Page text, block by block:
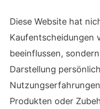
Diese Website hat
Kaufentscheidungen
beeinflussen,
Darstellung
Produkten oder